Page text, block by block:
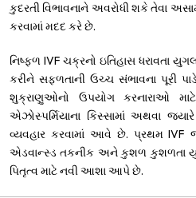
કુદરતી વિભાવનાને અવરોધી શકે તેવા
કરવામાં મદદ કરે છે.
નિષ્ફળ IVF ચક્રનો ઇતિહાસ ધરાવતા
કરીને સફળતાની ઉચ્ચ સંભાવના પૂરી
શુક્રાણુઓનો ઉપયોગ કરનારાઓ
એઝોસ્પર્મિયાના કિસ્સામાં અથવા
વ્યવહાર કરવામાં આવે છે. પ્રથમ IVF
એડવાન્સ્ડ તકનીક અને કુશળ કુશળતા
પિતૃત્વ માટે નવી આશા આપે છે.